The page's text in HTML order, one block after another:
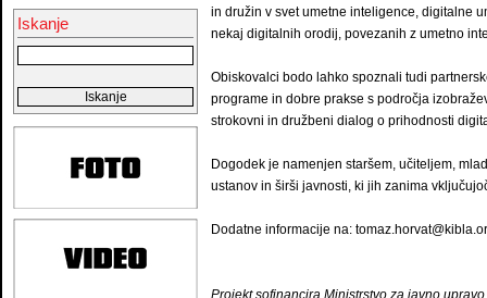
Iskanje
in družin v svet umetne inteligence, digitalne
nekaj digitalnih orodij, povezanih z umetno
Obiskovalci bodo lahko spoznali tudi
programe in dobre prakse s področja
strokovni in družbeni dialog o prihodnosti
Dogodek je namenjen staršem, učiteljem,
ustanov in širši javnosti, ki jih zanima
Dodatne informacije na:
Projekt sofinancira Ministrstvo za javno